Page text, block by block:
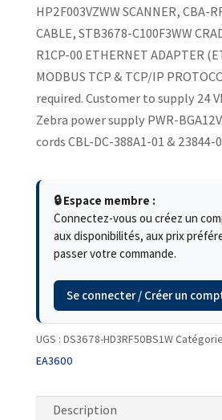
HP2F003VZWW SCANNER, CBA-
CABLE, STB3678-C100F3WW
R1CP-00 ETHERNET ADAPTER
MODBUS TCP & TCP/IP
required. Customer to supply 24
Zebra power supply PWR-
cords CBL-DC-388A1-01 & 23844-
🔒 Espace membre :
Connectez-vous ou créez un
aux disponibilités, aux prix
passer votre commande.
Se connecter / Créer un
UGS : DS3678-HD3RF50BS1W
EA3600
Description